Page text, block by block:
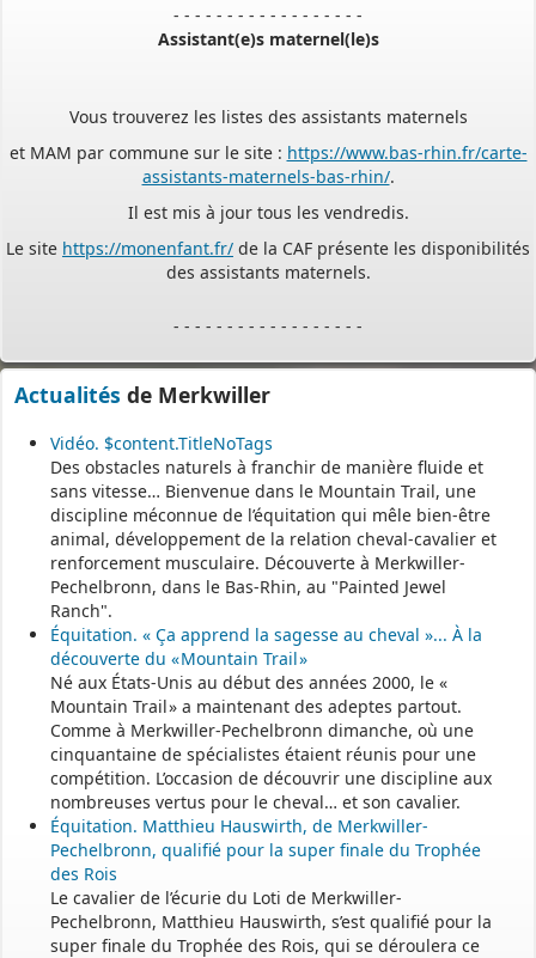
Assistant(e)s maternel(le)s
assistants-maternels-bas-rhin/.
https://monenfant.fr/
des assistants maternels.
Une permanence est assurée par le maire, sur rendez-vous.
Actualités de Merkwiller
Vidéo. $content.TitleNoTags
Des obstacles naturels à franchir de manière fluide et
sans vitesse… Bienvenue dans le Mountain Trail, une
discipline méconnue de l’équitation qui mêle bien-être
animal, développement de la relation cheval-cavalier et
renforcement musculaire. Découverte à Merkwiller-
Pechelbronn, dans le Bas-Rhin, au "Painted Jewel
Ranch".
Équitation. « Ça apprend la sagesse au cheval »... À la
découverte du « Mountain Trail »
Né aux États-Unis au début des années 2000, le «
Mountain Trail » a maintenant des adeptes partout.
Comme à Merkwiller-Pechelbronn dimanche, où une
cinquantaine de spécialistes étaient réunis pour une
compétition. L’occasion de découvrir une discipline aux
nombreuses vertus pour le cheval… et son cavalier.
Équitation. Matthieu Hauswirth, de Merkwiller-
Pechelbronn, qualifié pour la super finale du Trophée
des Rois
Le cavalier de l’écurie du Loti de Merkwiller-
Pechelbronn, Matthieu Hauswirth, s’est qualifié pour la
super finale du Trophée des Rois, qui se déroulera ce